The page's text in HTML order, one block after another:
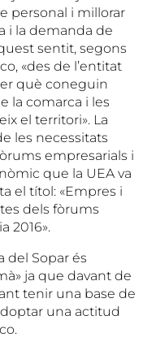
personal i millorar
i la demanda de
sentit, segons
«des de l’entitat
què coneguin
la comarca i les
el territori». La
les necessitats
empresarials i
que la UEA va
el títol: «Empres i
dels fòrums
2016».
del Sopar és
ja que davant de
tenir una base de
una actitud